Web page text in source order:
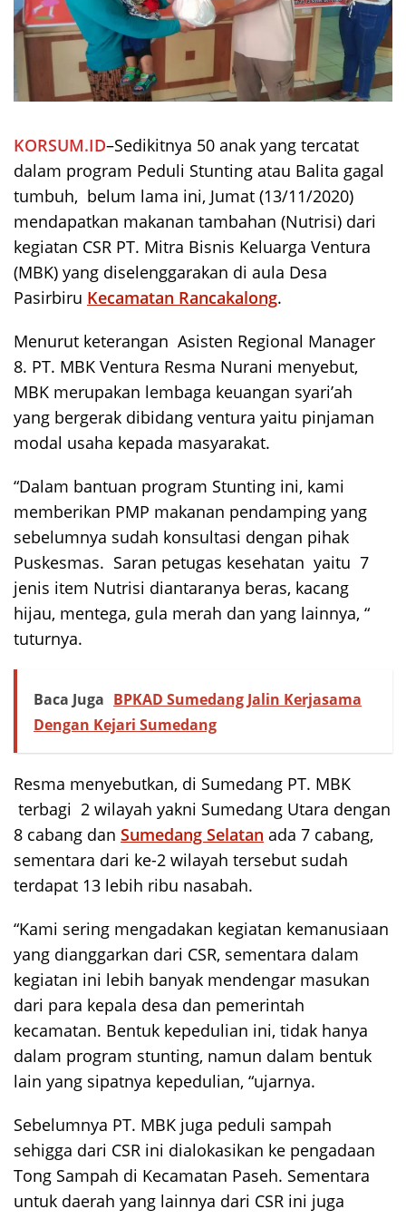
KORSUM.ID–Sedikitnya 50 anak yang tercatat
dalam program Peduli Stunting atau Balita gagal
tumbuh, belum lama ini, Jumat (13/11/2020)
mendapatkan makanan tambahan (Nutrisi) dari
kegiatan CSR PT. Mitra Bisnis Keluarga Ventura
(MBK) yang diselenggarakan di aula Desa
Pasirbiru Kecamatan Rancakalong.
Menurut keterangan Asisten Regional Manager
8. PT. MBK Ventura Resma Nurani menyebut,
MBK merupakan lembaga keuangan syari’ah
yang bergerak dibidang ventura yaitu pinjaman
modal usaha kepada masyarakat.
“Dalam bantuan program Stunting ini, kami
memberikan PMP makanan pendamping yang
sebelumnya sudah konsultasi dengan pihak
Puskesmas. Saran petugas kesehatan yaitu 7
jenis item Nutrisi diantaranya beras, kacang
hijau, mentega, gula merah dan yang lainnya, “
tuturnya.
Baca Juga BPKAD Sumedang Jalin Kerjasama
Dengan Kejari Sumedang
Resma menyebutkan, di Sumedang PT. MBK
terbagi 2 wilayah yakni Sumedang Utara dengan
8 cabang dan Sumedang Selatan ada 7 cabang,
sementara dari ke-2 wilayah tersebut sudah
terdapat 13 lebih ribu nasabah.
“Kami sering mengadakan kegiatan kemanusiaan
yang dianggarkan dari CSR, sementara dalam
kegiatan ini lebih banyak mendengar masukan
dari para kepala desa dan pemerintah
kecamatan. Bentuk kepedulian ini, tidak hanya
dalam program stunting, namun dalam bentuk
lain yang sipatnya kepedulian, “ujarnya.
Sebelumnya PT. MBK juga peduli sampah
sehigga dari CSR ini dialokasikan ke pengadaan
Tong Sampah di Kecamatan Paseh. Sementara
untuk daerah yang lainnya dari CSR ini juga